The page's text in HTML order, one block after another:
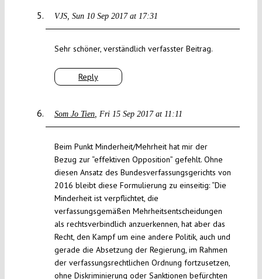
VJS Sun 10 Sep 2017 at 17:31
Reply
Sehr schöner, verständlich verfasster Beitrag.
Som Jo Tien Fri 15 Sep 2017 at 11:11
Beim Punkt Minderheit/Mehrheit hat mir der
Bezug zur “effektiven Opposition” gefehlt. Ohne
diesen Ansatz des Bundesverfassungsgerichts von
2016 bleibt diese Formulierung zu einseitig: “Die
Minderheit ist verpflichtet, die
verfassungsgemäßen Mehrheitsentscheidungen
als rechtsverbindlich anzuerkennen, hat aber das
Recht, den Kampf um eine andere Politik, auch und
gerade die Absetzung der Regierung, im Rahmen
der verfassungsrechtlichen Ordnung fortzusetzen,
ohne Diskriminierung oder Sanktionen befürchten